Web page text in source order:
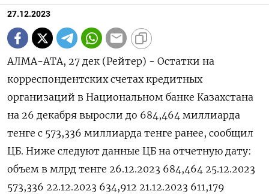
27.12.2023
АЛМА-АТА, 27 дек (Рейтер) - Остатки на
корреспондентских счетах кредитных
организаций в Национальном банке Казахстана
на 26 декабря выросли до 684,464 миллиарда
тенге с 573,336 миллиарда тенге ранее, сообщил
ЦБ. Ниже следуют данные ЦБ на отчетную дату:
объем в млрд тенге 26.12.2023 684,464 25.12.2023
573,336 22.12.2023 634,912 21.12.2023 611,179